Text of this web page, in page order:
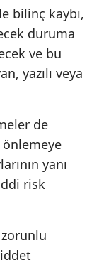
bilinç kaybı,
duruma
ve bu
yazılı veya
de
yanı
risk